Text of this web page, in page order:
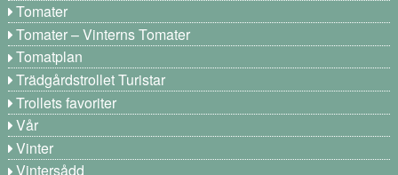
Tomater
Tomater – Vinterns Tomater
Tomatplan
Trädgårdstrollet Turistar
Trollets favoriter
Vår
Vinter
Vintersådd